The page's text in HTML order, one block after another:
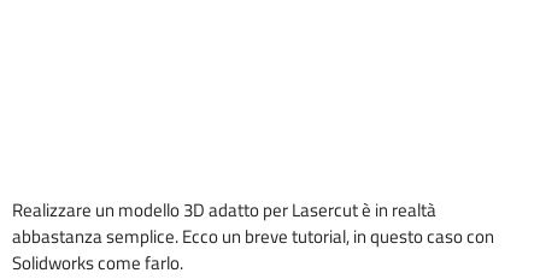
Realizzare un modello 3D adatto per Lasercut è in realtà
abbastanza semplice. Ecco un breve tutorial, in questo caso con
Solidworks come farlo.